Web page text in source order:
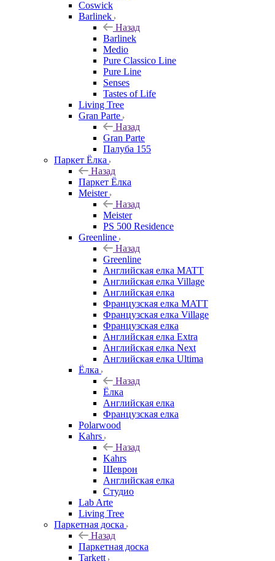
Coswick
Barlinek
Назад
Barlinek
Medio
Pure Classico Line
Pure Line
Senses
Tastes of Life
Living Tree
Gran Parte
Назад
Gran Parte
Палуба 155
Паркет Ёлка
Назад
Паркет Ёлка
Meister
Назад
Meister
PS 500 Residence
Greenline
Назад
Greenline
Английская елка MATT
Английская елка Village
Английская елка
Французская елка MATT
Французская елка Village
Французская елка
Английская елка Extra
Английская елка Next
Английская елка Ultima
Ёлка
Назад
Ёлка
Английская елка
Французская елка
Polarwood
Kahrs
Назад
Kahrs
Шеврон
Английская елка
Студио
Lab Arte
Living Tree
Паркетная доска
Назад
Паркетная доска
Tarkett